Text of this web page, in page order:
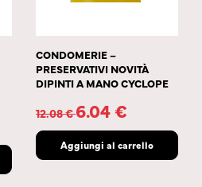
CONDOMERIE –
PRESERVATIVI NOVITÀ
DIPINTI A MANO CYCLOPE
12.08€ 6.04€
Aggiungi al carrello